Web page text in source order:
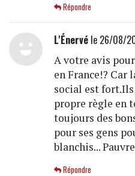
Répondre
L'Énervéle 26/08/
A votre avis
en France!? Car
social est
propre règle en
toujours des
pour ses gens
blanchis...
Répondre